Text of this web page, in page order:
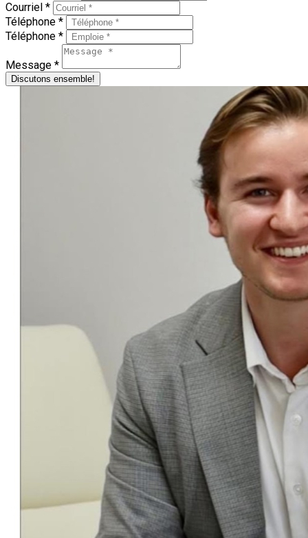
Courriel *
Téléphone *
Téléphone *
Message *
Discutons ensemble!